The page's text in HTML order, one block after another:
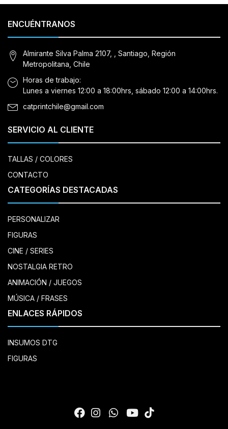
ENCUÉNTRANOS
Almirante Silva Palma 2107, , Santiago, Región
Metropolitana, Chile
Horas de trabajo:
Lunes a viernes 12:00 a 18:00hrs, sábado 12:00 a 14:00hrs.
catprintchile@gmail.com
SERVICIO AL CLIENTE
TALLAS / COLORES
CONTACTO
CATEGORÍAS DESTACADAS
PERSONALIZAR
FIGURAS
CINE / SERIES
NOSTALGIA RETRO
ANIMACIÓN / JUEGOS
MÚSICA / FRASES
ENLACES RÁPIDOS
INSUMOS DTG
FIGURAS